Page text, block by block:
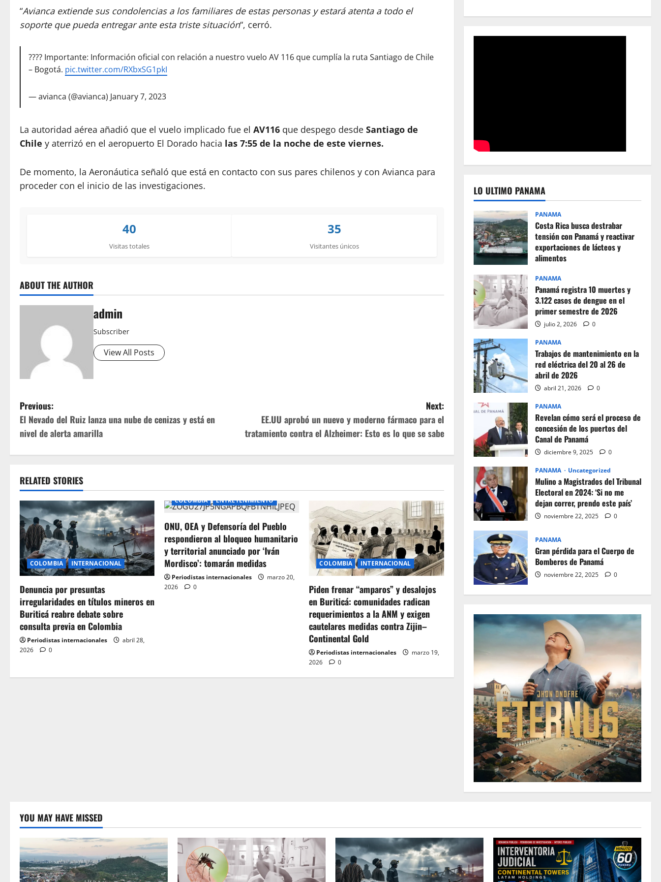
“Avianca extiende sus condolencias a los familiares de estas personas y estará atenta a todo el
soporte que pueda entregar ante esta triste situación“, cerró.
???? Importante: Información oficial con relación a nuestro vuelo AV 116 que cumplía la ruta Santiago de Chile
– Bogotá. pic.twitter.com/RXbxSG1pkI
— avianca (@avianca) January 7, 2023
La autoridad aérea añadió que el vuelo implicado fue el AV116 que despego desde Santiago de
Chile y aterrizó en el aeropuerto El Dorado hacia las 7:55 de la noche de este viernes.
De momento, la Aeronáutica señaló que está en contacto con sus pares chilenos y con Avianca para
proceder con el inicio de las investigaciones.
40
Visitas totales
35
Visitantes únicos
ABOUT THE AUTHOR
admin
Subscriber
View All Posts
P
o
s
n
a
v
i
g
a
t
i
o
n
Previous:
El Nevado del Ruiz lanza una nube de cenizas y está en
nivel de alerta amarilla
Next:
EE.UU aprobó un nuevo y moderno fármaco para el
tratamiento contra el Alzheimer: Esto es lo que se sabe
RELATED STORIES
COLOMBIA INTERNACIONAL
Denuncia por presuntas
irregularidades en títulos mineros en
Buriticá reabre debate sobre
consulta previa en Colombia
Periodistas internacionales
abril 28,
2026
0
COLOMBIA ENTRETENIMIENTO
ONU, OEA y Defensoría del Pueblo
respondieron al bloqueo humanitario
y territorial anunciado por ‘Iván
Mordisco’: tomarán medidas
Periodistas internacionales
marzo 20,
2026
0
COLOMBIA INTERNACIONAL
Piden frenar “amparos” y desalojos
en Buriticá: comunidades radican
requerimientos a la ANM y exigen
cautelares medidas contra Zijin–
Continental Gold
Periodistas internacionales
marzo 19,
2026
0
LO ULTIMO PANAMA
PANAMA
Costa Rica busca destrabar
tensión con Panamá y reactivar
exportaciones de lácteos y
alimentos
PANAMA
Panamá registra 10 muertes y
3.122 casos de dengue en el
primer semestre de 2026
julio 2, 2026 0
PANAMA
Trabajos de mantenimiento en la
red eléctrica del 20 al 26 de
abril de 2026
abril 21, 2026 0
PANAMA
Revelan cómo será el proceso de
concesión de los puertos del
Canal de Panamá
diciembre 9, 2025 0
PANAMA Uncategorized
Mulino a Magistrados del Tribunal
Electoral en 2024: ‘Si no me
dejan correr, prendo este país’
noviembre 22, 2025 0
PANAMA
Gran pérdida para el Cuerpo de
Bomberos de Panamá
noviembre 22, 2025 0
YOU MAY HAVE MISSED